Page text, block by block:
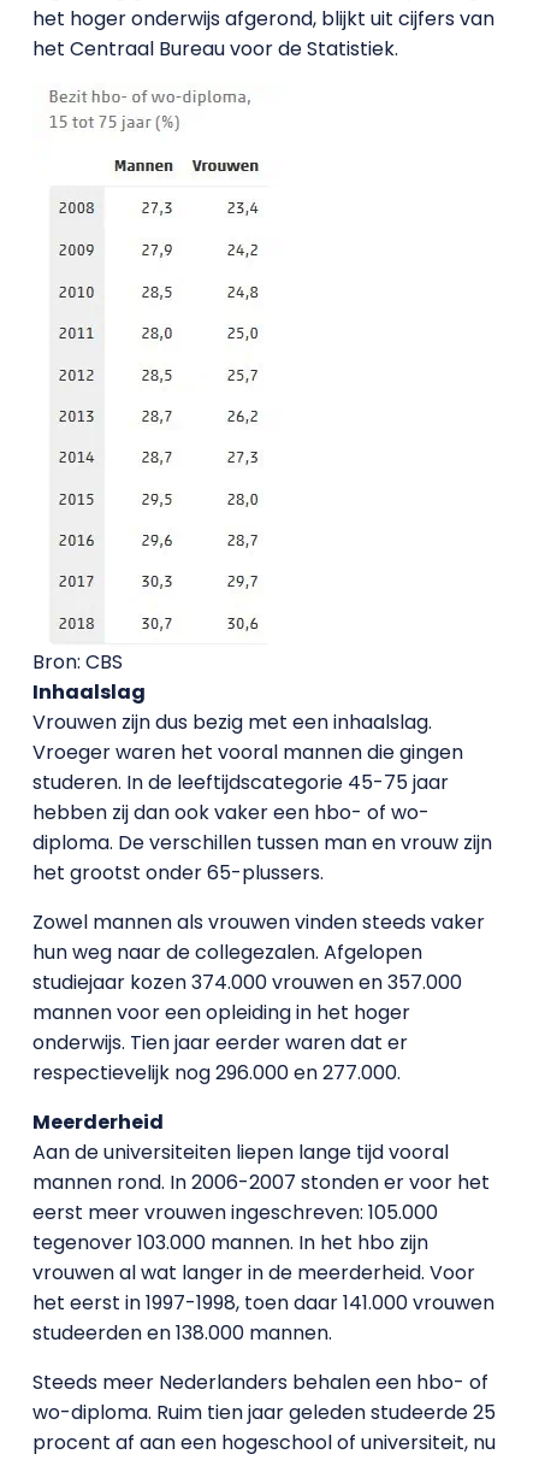
het hoger onderwijs afgerond, blijkt uit cijfers van
het Centraal Bureau voor de Statistiek.
Bron: CBS
Inhaalslag
Vrouwen zijn dus bezig met een inhaalslag.
Vroeger waren het vooral mannen die gingen
studeren. In de leeftijdscategorie 45-75 jaar
hebben zij dan ook vaker een hbo- of wo-
diploma. De verschillen tussen man en vrouw zijn
het grootst onder 65-plussers.
Zowel mannen als vrouwen vinden steeds vaker
hun weg naar de collegezalen. Afgelopen
studiejaar kozen 374.000 vrouwen en 357.000
mannen voor een opleiding in het hoger
onderwijs. Tien jaar eerder waren dat er
respectievelijk nog 296.000 en 277.000.
Meerderheid
Aan de universiteiten liepen lange tijd vooral
mannen rond. In 2006-2007 stonden er voor het
eerst meer vrouwen ingeschreven: 105.000
tegenover 103.000 mannen. In het hbo zijn
vrouwen al wat langer in de meerderheid. Voor
het eerst in 1997-1998, toen daar 141.000 vrouwen
studeerden en 138.000 mannen.
Steeds meer Nederlanders behalen een hbo- of
wo-diploma. Ruim tien jaar geleden studeerde 25
procent af aan een hogeschool of universiteit, nu